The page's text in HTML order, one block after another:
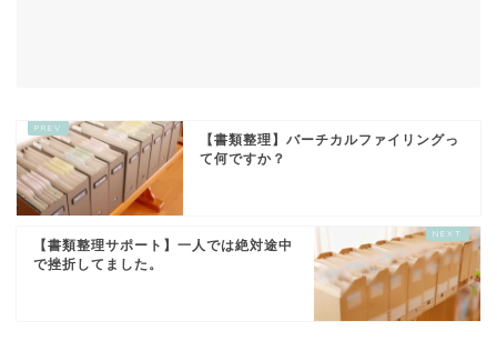
【書類整理】バーチカルファイリングっ
て何ですか？
【書類整理サポート】一人では絶対途中
で挫折してました。